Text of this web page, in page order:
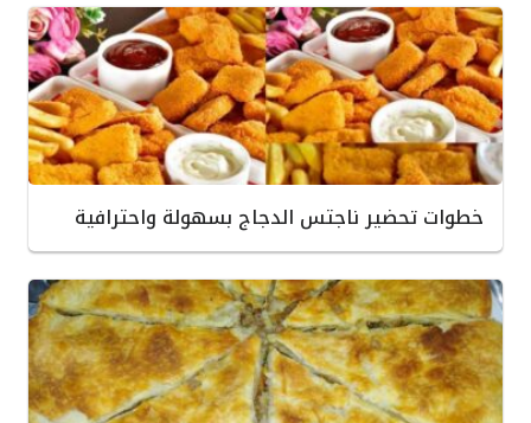
خطوات تحضير ناجتس الدجاج بسهولة واحترافية